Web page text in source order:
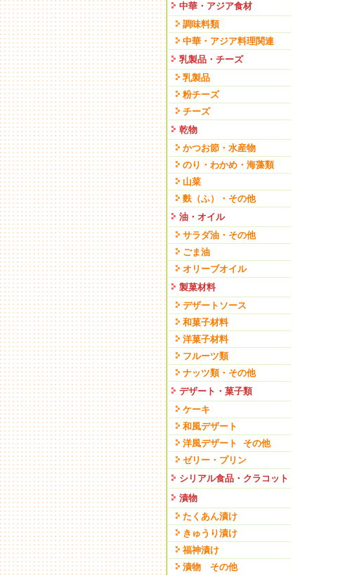
中華・アジア食材
調味料類
中華・アジア料理関連
乳製品・チーズ
乳製品
粉チーズ
チーズ
乾物
かつお節・水産物
のり・わかめ・海藻類
山菜
麩（ふ）・その他
油・オイル
サラダ油・その他
ごま油
オリーブオイル
製菓材料
デザートソース
和菓子材料
洋菓子材料
フルーツ類
ナッツ類・その他
デザート・菓子類
ケーキ
和風デザート
洋風デザート その他
ゼリー・プリン
シリアル食品・クラコット
漬物
たくあん漬け
きゅうり漬け
福神漬け
漬物 その他